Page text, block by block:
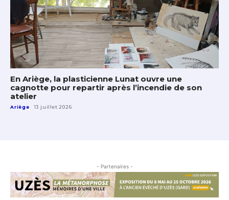
En Ariège, la plasticienne Lunat ouvre une
cagnotte pour repartir après l’incendie de son
atelier
Ariège 13 juillet 2026
- Partenaires -